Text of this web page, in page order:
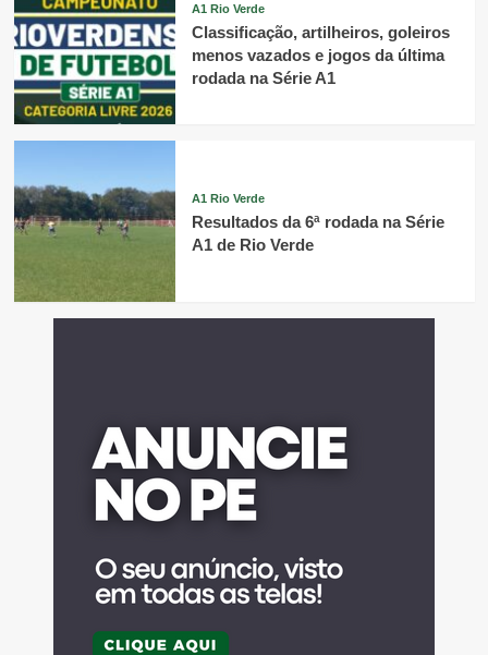
A1 Rio Verde
Classificação, artilheiros, goleiros
menos vazados e jogos da última
rodada na Série A1
A1 Rio Verde
Resultados da 6ª rodada na Série
A1 de Rio Verde